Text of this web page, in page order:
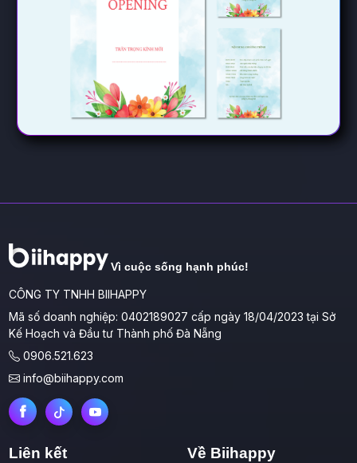
Vì cuộc sống hạnh phúc!
CÔNG TY TNHH BIIHAPPY
Mã số doanh nghiệp: 0402189027 cấp ngày 18/04/2023 tại Sở
Kế Hoạch và Đầu tư Thành phố Đà Nẵng
0906.521.623
info@biihappy.com
Liên kết Về Biihappy